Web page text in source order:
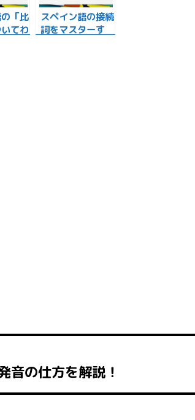
「比
てわ
スペイン語の接続
詞をマスターす
音の仕方を解説！